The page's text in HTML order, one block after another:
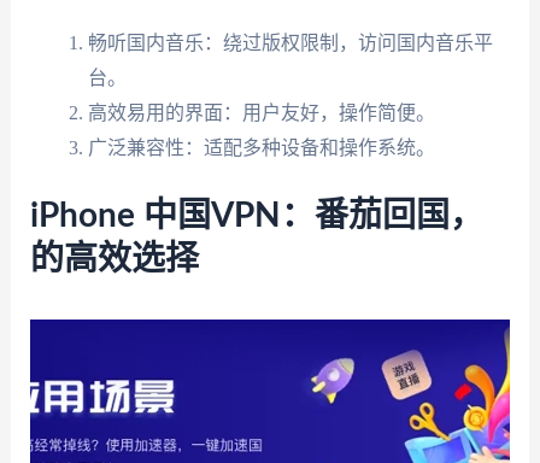
畅听国内音乐：绕过版权限制，访问国内音乐平
台。
高效易用的界面：用户友好，操作简便。
广泛兼容性：适配多种设备和操作系统。
iPhone 中国VPN：番茄回国，
的高效选择